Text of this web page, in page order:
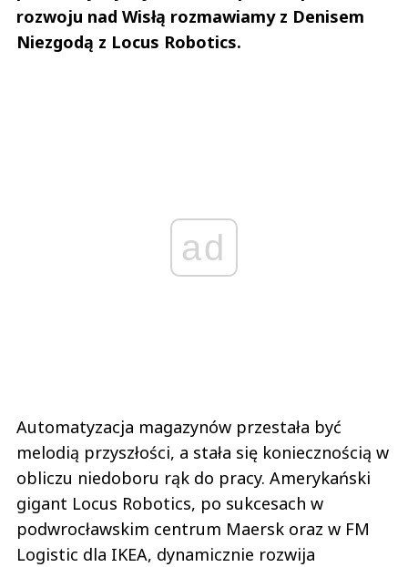
rozwoju nad Wisłą rozmawiamy z Denisem
Niezgodą z Locus Robotics.
ad
Automatyzacja magazynów przestała być
melodią przyszłości, a stała się koniecznością w
obliczu niedoboru rąk do pracy. Amerykański
gigant Locus Robotics, po sukcesach w
podwrocławskim centrum Maersk oraz w FM
Logistic dla IKEA, dynamicznie rozwija